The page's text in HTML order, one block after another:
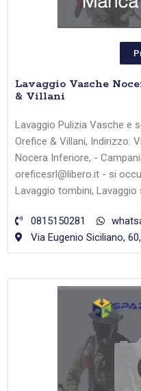
Lavaggio Vasche
& Villani
Lavaggio Pulizia Vasche e
Orefice & Villani, Indirizzo:
Nocera Inferiore, -
oreficesrl@libero.it - si
Lavaggio tombini, Lavaggio
0815150281
Via Eugenio Siciliano,